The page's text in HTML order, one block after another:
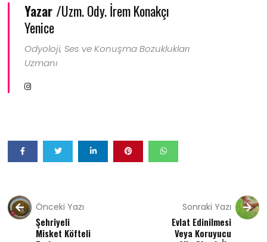
Yazar /Uzm. Ody. İrem Konakçı
Yenice
Odyoloji, Ses ve Konuşma Bozuklukları
Uzmanı
Önceki Yazı
Şehriyeli
Misket Köfteli
Sonraki Yazı
Evlat Edinilmesi
Veya Koruyucu